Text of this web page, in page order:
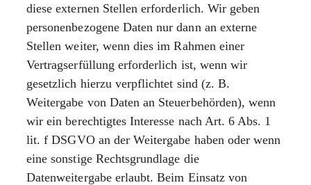
diese externen Stellen erforderlich. Wir geben
personenbezogene Daten nur dann an externe
Stellen weiter, wenn dies im Rahmen einer
Vertragserfüllung erforderlich ist, wenn wir
gesetzlich hierzu verpflichtet sind (z. B.
Weitergabe von Daten an Steuerbehörden), wenn
wir ein berechtigtes Interesse nach Art. 6 Abs. 1
lit. f DSGVO an der Weitergabe haben oder wenn
eine sonstige Rechtsgrundlage die
Datenweitergabe erlaubt. Beim Einsatz von